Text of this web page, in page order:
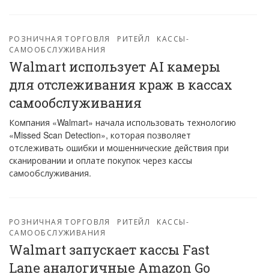
РОЗНИЧНАЯ ТОРГОВЛЯ РИТЕЙЛ
КАССЫ-
САМООБСЛУЖИВАНИЯ
Walmart использует AI камеры
для отслеживания краж в кассах
самообслуживания
Компания «Walmart» начала использовать технологию
«Missed Scan Detection», которая позволяет
отслеживать ошибки и мошеннические действия при
сканировании и оплате покупок через кассы
самообслуживания.
РОЗНИЧНАЯ ТОРГОВЛЯ РИТЕЙЛ
КАССЫ-
САМООБСЛУЖИВАНИЯ
Walmart запускает кассы Fast
Lane аналогичные Amazon Go